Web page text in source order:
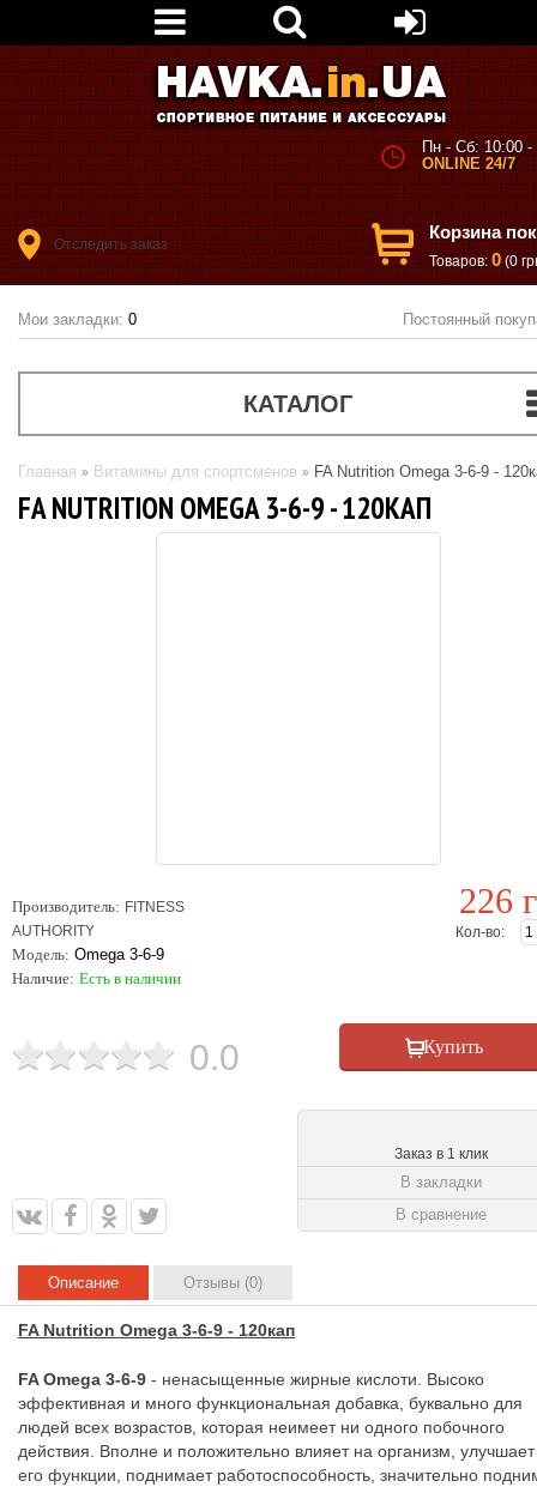
Пн - Сб: 10:00 -
ONLINE 24/7
Корзина
Товаров: 0 (0
Отследить заказ
Мои закладки: 0 Постоянный
КАТАЛОГ
Главная Витамины для спортсменов FA Nutrition Omega 3-6-9 -
FA NUTRITION OMEGA 3-6-9 - 120КАП
Производитель: FITNESS
AUTHORITY
Модель: Omega 3-6-9
Наличие: Есть в наличии
0.0
226
Кол-во:
Заказ в 1 клик
В закладки
В сравнение
Описание Отзывы (0)
FA Nutrition Omega 3-6-9 - 120кап
FA Omega 3-6-9 - ненасыщенные жирные кислоти. Высоко
эффективная и много функциональная добавка, буквально для
людей всех возрастов, которая неимеет ни одного побочного
действия. Вполне и положительно влияет на организм, улучшает
его функции, поднимает работоспособность, значительно